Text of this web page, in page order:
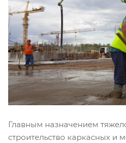
Главным назначением
строительство каркасных и